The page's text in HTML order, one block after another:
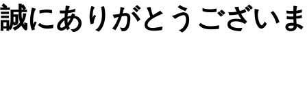
誠にありがとうござい